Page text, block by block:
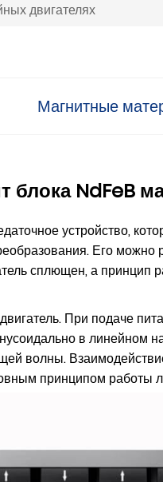
двигателях
Магнитные
NdFeB
устройство,
Его
сплющен, а принцип
При подаче
в
волны.
принципом работы